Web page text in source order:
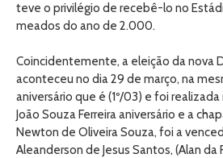
teve o privilégio de recebê-lo no
meados do ano de 2.000.
Coincidentemente, a eleição da nova
aconteceu no dia 29 de março, na
aniversário que é (1º/03) e foi
João Souza Ferreira aniversário e a
Newton de Oliveira Souza, foi a
Aleanderson de Jesus Santos, (Alan da